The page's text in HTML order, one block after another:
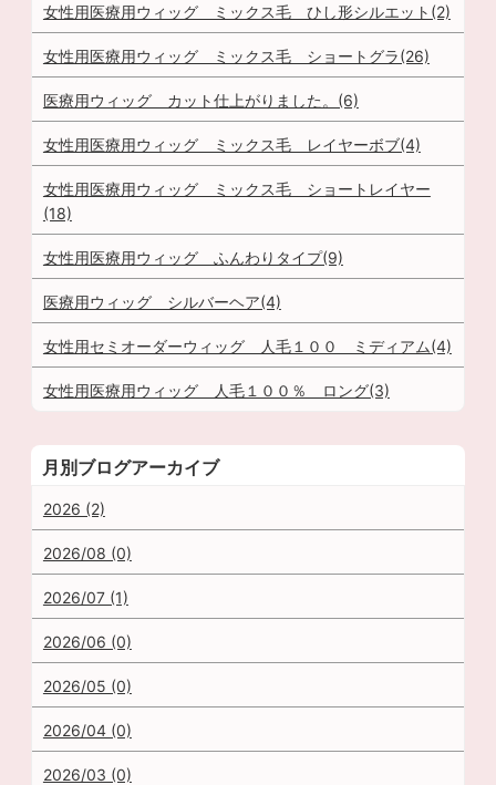
女性用医療用ウィッグ ミックス毛 ひし形シルエット(2)
女性用医療用ウィッグ ミックス毛 ショートグラ(26)
医療用ウィッグ カット仕上がりました。(6)
女性用医療用ウィッグ ミックス毛 レイヤーボブ(4)
女性用医療用ウィッグ ミックス毛 ショートレイヤー
(18)
女性用医療用ウィッグ ふんわりタイプ(9)
医療用ウィッグ シルバーヘア(4)
女性用セミオーダーウィッグ 人毛１００ ミディアム(4)
女性用医療用ウィッグ 人毛１００％ ロング(3)
月別ブログアーカイブ
2026 (2)
2026/08 (0)
2026/07 (1)
2026/06 (0)
2026/05 (0)
2026/04 (0)
2026/03 (0)